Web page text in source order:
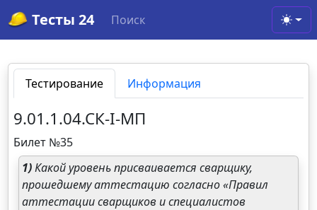
Тесты 24 Поиск
Тестирование Информация
9.01.1.04.СК-I-МП
Билет №35
1)Какой уровень присваивается сварщику,
прошедшему аттестацию согласно «Правил
аттестации сварщиков и специалистов